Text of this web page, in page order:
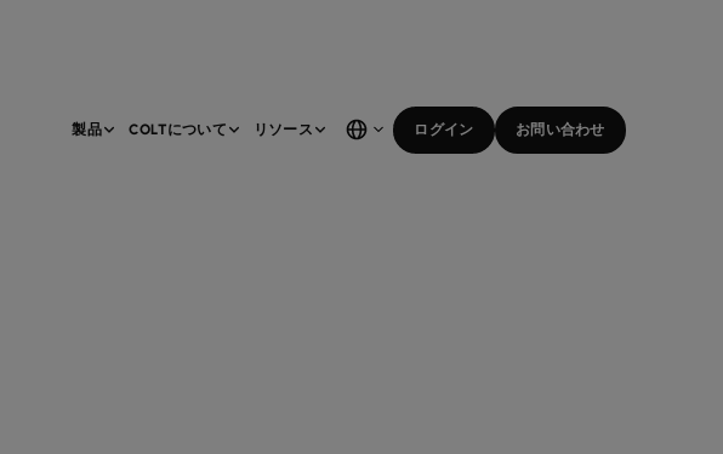
製品 COLTについて リソース ログイン お問い合わせ